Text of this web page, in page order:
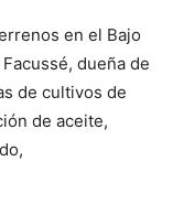
en el Bajo
dueña de
de cultivos de
de aceite,